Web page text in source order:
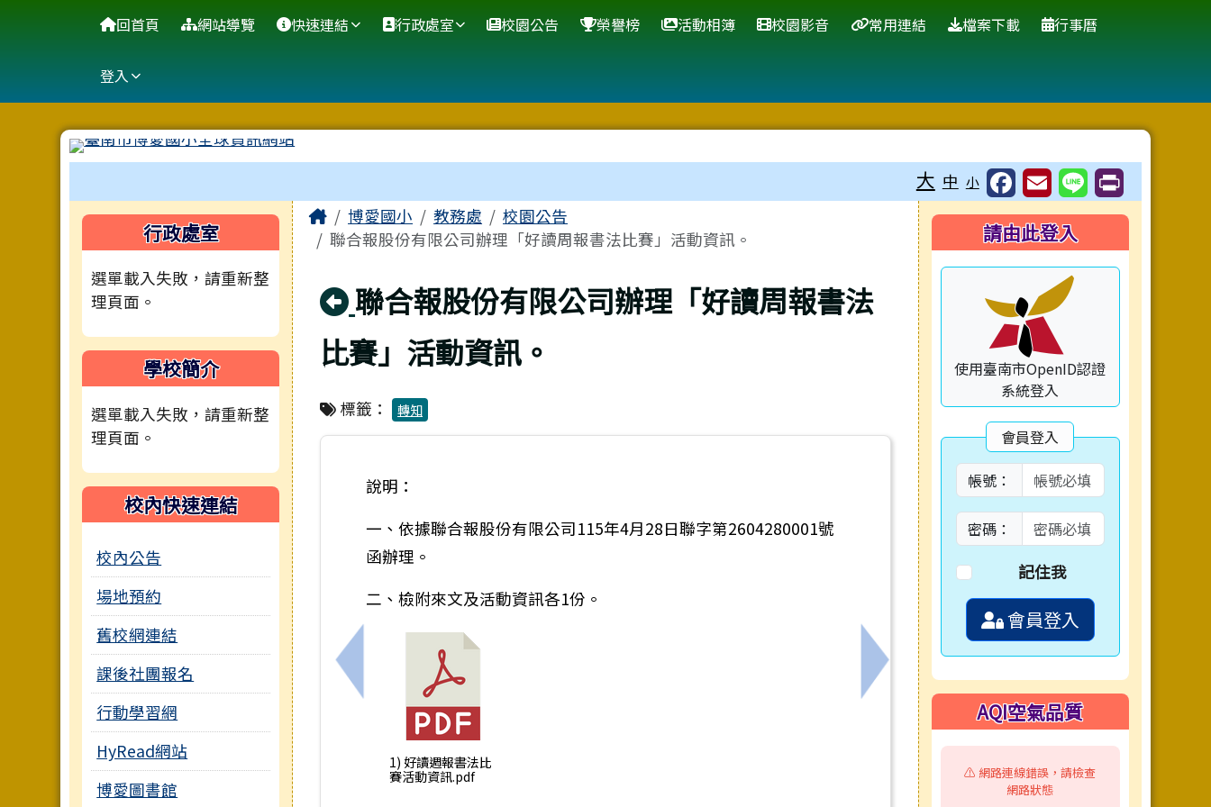
臺南市博愛國小全球資訊網站
導覽列 回首頁 網站導覽 快速連結 行政處室 校園公告 榮譽榜 活動相簿 校園影音 常用連結 檔案下載 行事曆
登入
大 中 小
左邊區域內容
行政處室
選單載入失敗，請重新整
理頁面。
學校簡介
選單載入失敗，請重新整
理頁面。
校內快速連結
校內公告
場地預約
舊校網連結
課後社團報名
行動學習網
HyRead網站
博愛圖書館
主內容區域
Home博愛國小 教務處
校園公告
聯合報股份有限公司辦理「好讀周報書法比賽」活動資訊。
回上頁
聯合報股份有限公司辦理「好讀周報書法
比賽」活動資訊。
標籤： 轉知
上一筆：轉知科工館辦理「魔法電路畫家－智慧城市奇幻冒險」教師研習資訊
說明：
一、依據聯合報股份有限公司115年4月28日聯字第2604280001號
函辦理。
二、檢附來文及活動資訊各1份。
1) 好讀週報書法比
賽活動資訊.pdf
下一筆：廣達文教基金會之「115學年度廣達
右邊區域內容
請由此登入
使用臺南市OpenID認證
系統登入
會員登入
帳號：
密碼：
記住我
會員登入
AQI空氣品質
⚠️ 網路連線錯誤，請檢查
網路狀態
頁尾區域